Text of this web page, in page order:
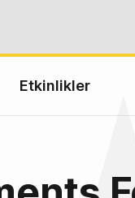
Etkinlikler